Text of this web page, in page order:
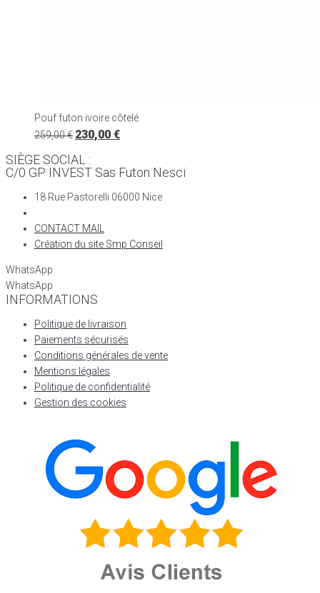
Pouf futon ivoire côtelé
259,00€ 230,00 €
SIÈGE SOCIAL :
C/0 GP INVEST Sas Futon Nesci
18 Rue Pastorelli 06000 Nice
CONTACT MAIL
Création du site Smp Conseil
WhatsApp
WhatsApp
INFORMATIONS
Politique de livraison
Paiements sécurisés
Conditions générales de vente
Mentions légales
Politique de confidentialité
Gestion des cookies